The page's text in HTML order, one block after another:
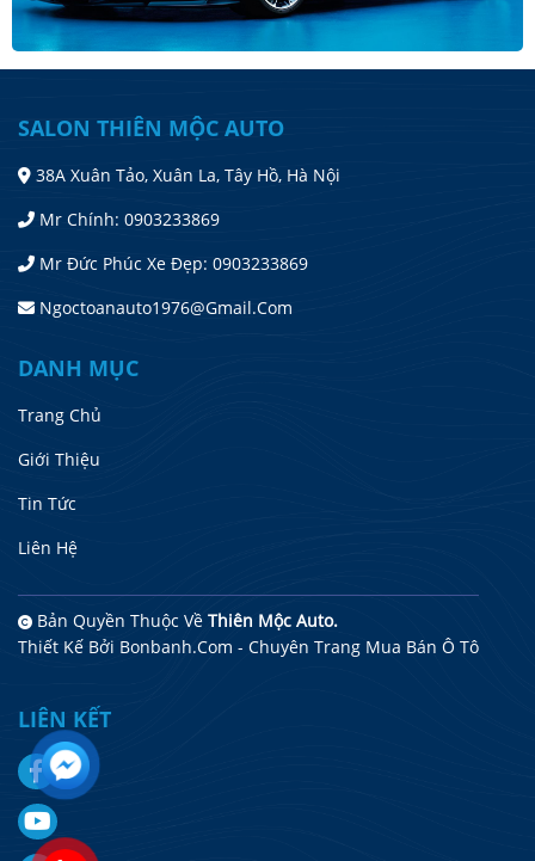
SALON THIÊN MỘC AUTO
38A Xuân Tảo, Xuân La, Tây Hồ, Hà Nội
Mr Chính: 0903233869
Mr Đức Phúc Xe Đẹp: 0903233869
Ngoctoanauto1976@gmail.com
DANH MỤC
Trang Chủ
Giới Thiệu
Tin Tức
Liên Hệ
Bản Quyền Thuộc Về Thiên Mộc Auto.
Thiết Kế Bởi Bonbanh.com - Chuyên Trang Mua Bán Ô Tô
LIÊN KẾT